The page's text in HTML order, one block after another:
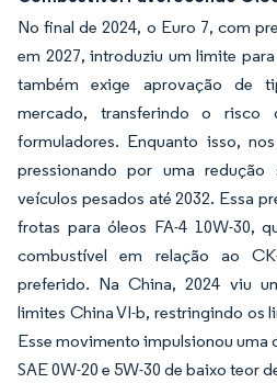
No final de 2024, o Euro 7, com
em 2027, introduziu um limite
também exige aprovação de
mercado, transferindo o risco
formuladores. Enquanto isso,
pressionando por uma
veículos pesados até 2032. Essa
frotas para óleos FA-4 10W-30,
combustível em relação ao
preferido. Na China, 2024 viu
limites China VI-b, restringindo os
Esse movimento impulsionou uma
SAE 0W-20 e 5W-30 de baixo teor